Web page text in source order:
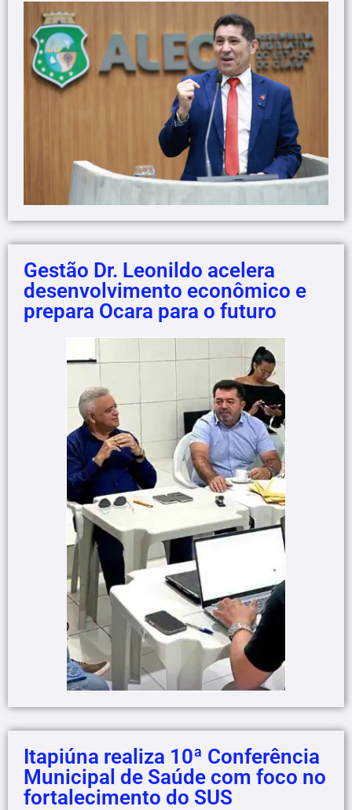
Gestão Dr. Leonildo acelera
desenvolvimento econômico e
prepara Ocara para o futuro
Itapiúna realiza 10ª Conferência
Municipal de Saúde com foco no
fortalecimento do SUS